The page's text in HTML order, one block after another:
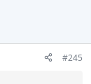
#245